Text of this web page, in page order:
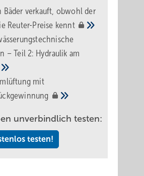
Bäder verkauft, obwohl der
Reuter-Preise kennt
– Teil 2: Hydraulik am
mit
unverbindlich testen:
testen!